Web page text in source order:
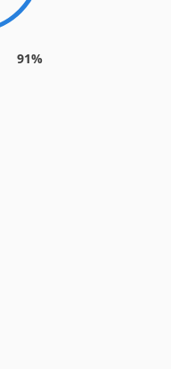
91%